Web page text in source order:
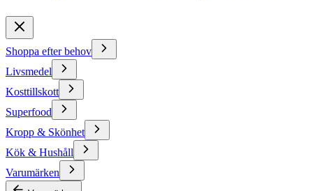
Shoppa efter behov
Livsmedel
Kosttillskott
Superfood
Kropp & Skönhet
Kök & Hushåll
Varumärken